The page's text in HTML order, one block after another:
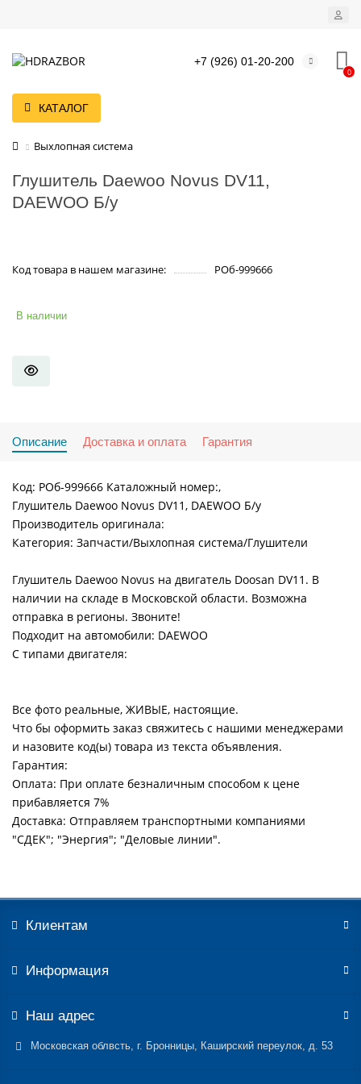
+7 (926) 01-20-200
0
КАТАЛОГ
Выхлопная система
Глушитель Daewoo Novus DV11,
DAEWOO Б/у
Код товара в нашем магазине: РОб-999666
В наличии
Описание Доставка и оплата Гарантия
Код: РОб-999666 Каталожный номер:,
Глушитель Daewoo Novus DV11, DAEWOO Б/у
Производитель оригинала:
Категория: Запчасти/Выхлопная система/Глушители
Глушитель Daewoo Novus на двигатель Doosan DV11. В
наличии на складе в Московской области. Возможна
отправка в регионы. Звоните!
Подходит на автомобили: DAEWOO
С типами двигателя:
Все фото реальные, ЖИВЫЕ, настоящие.
Что бы оформить заказ свяжитесь с нашими менеджерами
и назовите код(ы) товара из текста объявления.
Гарантия:
Оплата: При оплате безналичным способом к цене
прибавляется 7%
Доставка: Отправляем транспортными компаниями
"СДЕК"; "Энергия"; "Деловые линии".
Клиентам
Информация
Наш адрес
Московская облвсть, г. Бронницы, Каширский переулок, д. 53